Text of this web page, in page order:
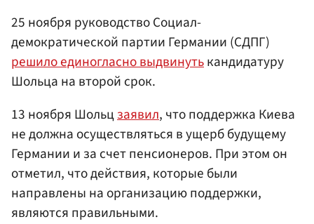
25 ноября руководство Социал-
демократической партии Германии (СДПГ)
решило единогласно выдвинутькандидатуру
Шольца на второй срок.
13 ноября Шольцзаявил, что поддержка Киева
не должна осуществляться в ущерб будущему
Германии и за счет пенсионеров. При этом он
отметил, что действия, которые были
направлены на организацию поддержки,
являются правильными.